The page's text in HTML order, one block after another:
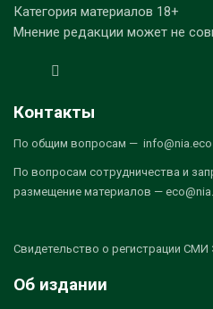
Категория материалов 18+
Мнение редакции может не
Контакты
По общим вопросам — info@nia.eco
По вопросам сотрудничества и
размещение материалов —
Свидетельство о регистрации
Об издании